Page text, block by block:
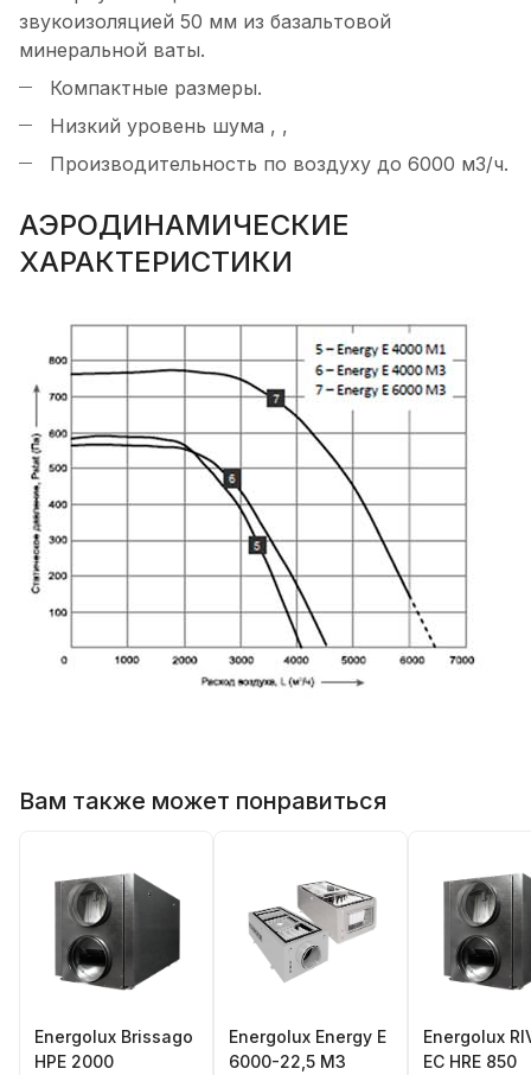
звукоизоляцией 50 мм из базальтовой
минеральной ваты.
Компактные размеры.
Низкий уровень шума , ,
Производительность по воздуху до 6000 м3/ч.
АЭРОДИНАМИЧЕСКИЕ
ХАРАКТЕРИСТИКИ
Вам также может понравиться
Energolux Brissago
HPE 2000
Energolux Energy E
6000-22,5 M3
Energolux
EC HRE 850